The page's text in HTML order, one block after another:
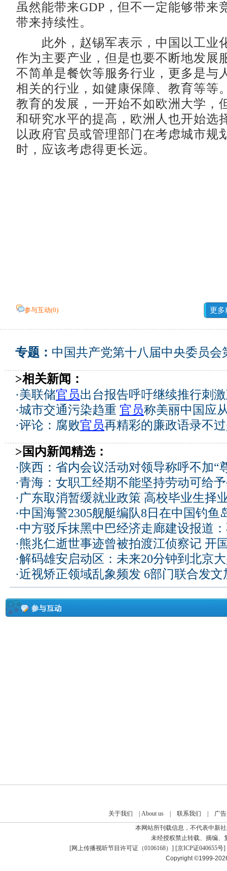
虽然能带来GDP，但不一定能够带来
带来持续性。
此外，赵锡军表示，中国以工业
作为主要产业，但是也要不断地发展
不简单是餐饮等服务行业，更多是与
相关的行业，如健康保障、教育等等
教育的发展，一开始不如欧洲大学，
和研究水平的提高，欧洲人也开始选
以政府官员或管理部门在考虑城市规
时，应该考虑得更长远。
参与互动(0) 更多
专题： 中国共产党第十八届中央委员会
>相关新闻：
·美联储官员出台报告呼吁继续推行刺
·城市交通污染趋重 官员称美丽中国应
·评论：腐败官员再精彩的廉政语录不
>国内新闻精选：
· 陕西：省内会议活动对领导称呼不加“
·青海：女职工经期不能坚持劳动可给
·广东取消暂缓就业政策 高校毕业生择
·中国海警2305舰艇编队8日在中国钓鱼
·中方驳斥抹黑中巴经济走廊建设报道
·熊兆仁逝世事迹曾被拍渡江侦察记 开
·解码雄安启动区：未来20分钟到北京
·近视矫正领域乱象频发 6部门联合发文
关于我们 About us| 联系我们
广
本网站所刊载信息，不代表中新
未经授权禁止转载、摘编、
[网上传播视听节目许可证（0106168） ] [京ICP证040655号]
Copyright ©1999-